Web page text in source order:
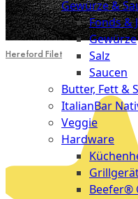
Gewürze &
Fonds &
Gewürze
Salz
Saucen
Butter, Fett &
ItalianBar
Veggie
Hardware
Beefer®
Hereford Filet